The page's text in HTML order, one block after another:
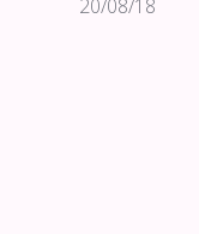
20/08/18